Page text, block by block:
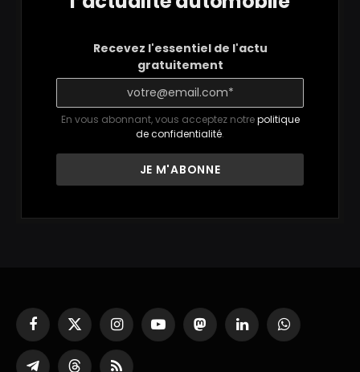
Recevez l'essentiel de l'actu
gratuitement
En vous abonnant, vous acceptez notrepolitique
de confidentialité.
Facebook
X
(Twitter)
InstagramYouTubeMastodonLinkedInWhatsApp